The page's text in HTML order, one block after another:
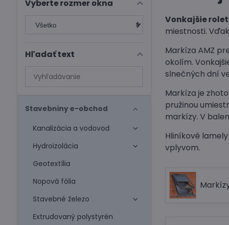
Vonkajšie
miestnosti.
Markíza AMZ
okolím.
slnečných dní
Markíza je
pružinou
markízy. V
Hliníkové
vplyvom.
Vyberte rozmer okna
Hľadať text
Prehľadať
výsledky
fulltextom
Stavebniny e-obchod
Kanalizácia a vodovod
Hydroizolácia
Geotextília
Nopová fólia
Stavebné železo
Extrudovaný polystyrén